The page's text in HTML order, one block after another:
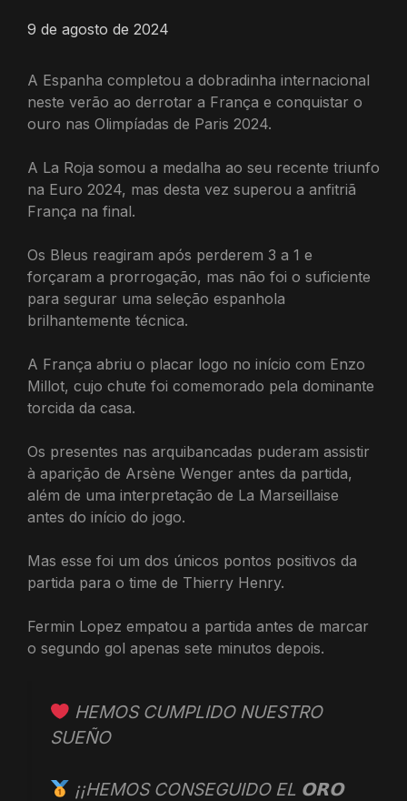
9 de agosto de 2024
A Espanha completou a dobradinha internacional
neste verão ao derrotar a França e conquistar o
ouro nas Olimpíadas de Paris 2024.
A La Roja somou a medalha ao seu recente triunfo
na Euro 2024, mas desta vez superou a anfitriã
França na final.
Os Bleus reagiram após perderem 3 a 1 e
forçaram a prorrogação, mas não foi o suficiente
para segurar uma seleção espanhola
brilhantemente técnica.
A França abriu o placar logo no início com Enzo
Millot, cujo chute foi comemorado pela dominante
torcida da casa.
Os presentes nas arquibancadas puderam assistir
à aparição de Arsène Wenger antes da partida,
além de uma interpretação de La Marseillaise
antes do início do jogo.
Mas esse foi um dos únicos pontos positivos da
partida para o time de Thierry Henry.
Fermin Lopez empatou a partida antes de marcar
o segundo gol apenas sete minutos depois.
HEMOS CUMPLIDO NUESTRO
SUEÑO
¡¡HEMOS CONSEGUIDO EL 𝗢𝗥𝗢